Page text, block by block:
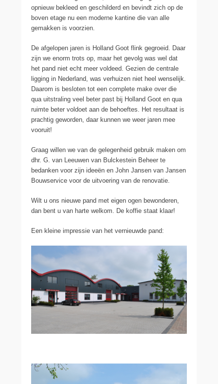
opnieuw bekleed en geschilderd en bevindt zich op de
boven etage nu een moderne kantine die van alle
gemakken is voorzien.
De afgelopen jaren is Holland Goot flink gegroeid. Daar
zijn we enorm trots op, maar het gevolg was wel dat
het pand niet echt meer voldeed. Gezien de centrale
ligging in Nederland, was verhuizen niet heel wenselijk.
Daarom is besloten tot een complete make over die
qua uitstraling veel beter past bij Holland Goot en qua
ruimte beter voldoet aan de behoeftes. Het resultaat is
prachtig geworden, daar kunnen we weer jaren mee
vooruit!
Graag willen we van de gelegenheid gebruik maken om
dhr. G. van Leeuwen van Bulckestein Beheer te
bedanken voor zijn ideeën en John Jansen van Jansen
Bouwservice voor de uitvoering van de renovatie.
Wilt u ons nieuwe pand met eigen ogen bewonderen,
dan bent u van harte welkom. De koffie staat klaar!
Een kleine impressie van het vernieuwde pand: